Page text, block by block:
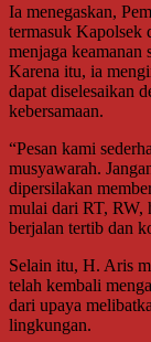
Ia menegaskan,
termasuk Kapolsek
menjaga
Karena itu, ia
dapat diselesaikan
kebersamaan.
“Pesan kami
musyawarah.
dipersilakan
mulai dari RT, RW,
berjalan tertib dan
Selain itu, H. Aris
telah kembali
dari upaya
lingkungan.